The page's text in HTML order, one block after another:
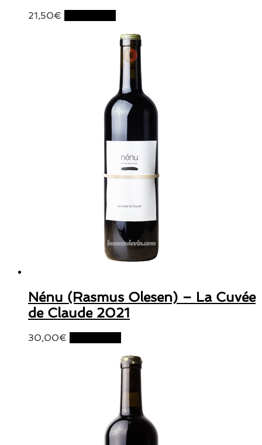
21,50€
Nénu (Rasmus Olesen) – La Cuvée
de Claude 2021
30,00€